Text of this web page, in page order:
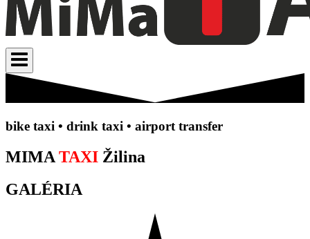
bike taxi • drink taxi • airport transfer
MIMA TAXI Žilina
GALÉRIA